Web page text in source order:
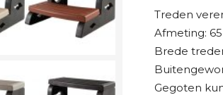
Treden
Afmeting:
Brede
Gegoten